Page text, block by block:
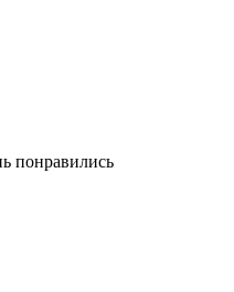
понравились